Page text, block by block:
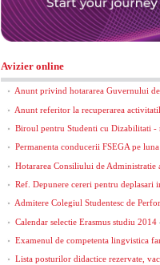
Avizier online
Anunt privind hotararea Guvernului
Anunt referitor la recuperarea
Biroul pentru Studenti cu Dizabilitati -
Permanenta conducerii FSEGA pe
Hotararea Consiliului de
Ref. Depunere cereri pentru deplasari
Admitere Colegiul Studentesc de
Calendar selectie Erasmus studiu 2014
Examenul de competenta lingvistica
Lista posturilor didactice rezervate,